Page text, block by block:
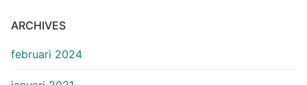
ARCHIVES
februari 2024